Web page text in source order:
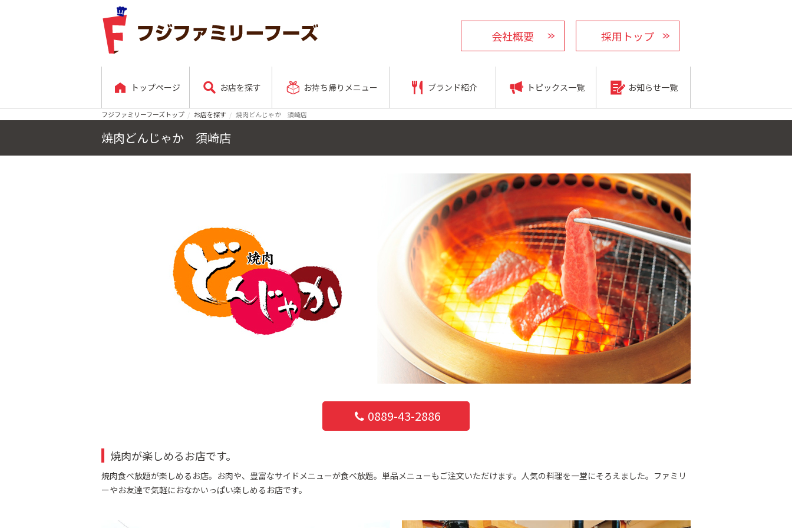
会社概要 採用トップ
トップページ お店を探す お持ち帰りメニュー ブランド紹介 トピックス一覧 お知らせ一覧
フジファミリーフーズトップ お店を探す 焼肉どんじゃか 須崎店
焼肉どんじゃか 須崎店
0889-43-2886
焼肉が楽しめるお店です。
焼肉食べ放題が楽しめるお店。お肉や、豊富なサイドメニューが食べ放題。単品メニューもご注文いただけます。人気の料理を一堂にそろえました。ファミリ
ーやお友達で気軽におなかいっぱい楽しめるお店です。